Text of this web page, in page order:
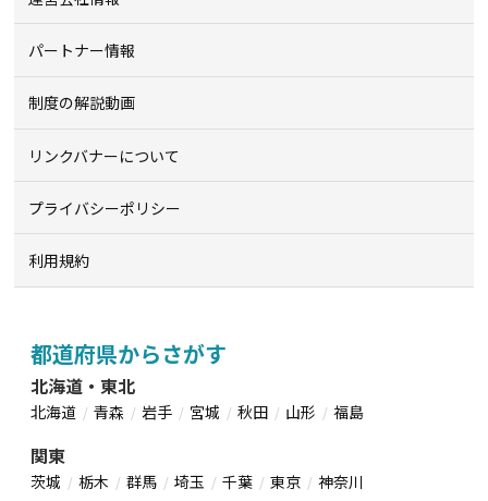
パートナー情報
制度の解説動画
リンクバナーについて
プライバシーポリシー
利用規約
都道府県からさがす
北海道・東北
北海道 青森 岩手 宮城 秋田 山形 福島
関東
茨城 栃木 群馬 埼玉 千葉 東京 神奈川